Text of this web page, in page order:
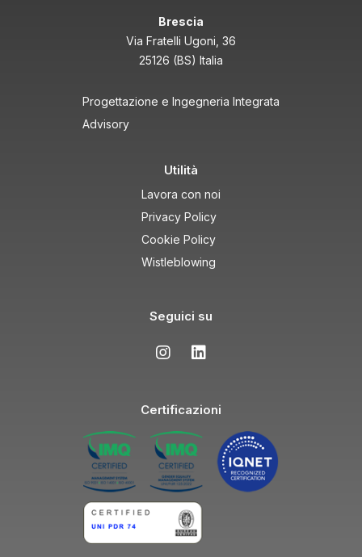
Brescia
Via Fratelli Ugoni, 36
25126 (BS) Italia
Progettazione e Ingegneria Integrata
Advisory
Utilità
Lavora con noi
Privacy Policy
Cookie Policy
Wistleblowing
Seguici su
Certificazioni